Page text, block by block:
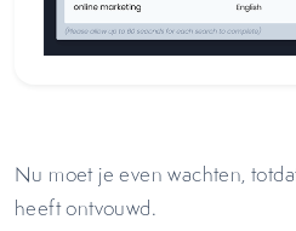
Nu moet je even wachten,
heeft ontvouwd.